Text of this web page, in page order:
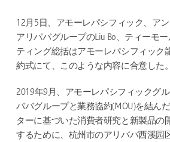
12月5日、アモーレパシフィック、ア
アリババグループのLiu Bo、ティーモ
ティング総括はアモーレパシフィック
約式にて、このような内容に合意した。
2019年9月、アモーレパシフィックグ
ババグループと業務協約(MOU)を結ん
ターに基づいた消費者研究と新製品の
するために、杭州市のアリババ西溪园